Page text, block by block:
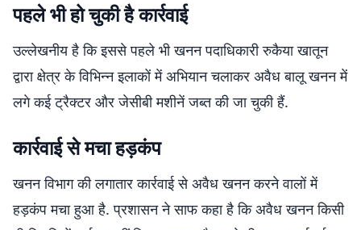
पहले भी हो चुकी है कार्रवाई
उल्लेखनीय है कि इससे पहले भी खनन पदाधिकारी रुकैया खातून
द्वारा क्षेत्र के विभिन्न इलाकों में अभियान चलाकर अवैध बालू खनन में
लगे कई ट्रैक्टर और जेसीबी मशीनें जब्त की जा चुकी हैं.
कार्रवाई से मचा हड़कंप
खनन विभाग की लगातार कार्रवाई से अवैध खनन करने वालों में
हड़कंप मचा हुआ है. प्रशासन ने साफ कहा है कि अवैध खनन किसी